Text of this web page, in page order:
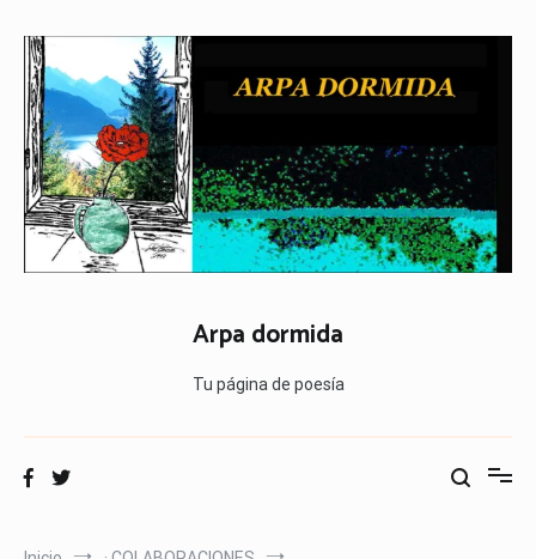
contenido
Arpa dormida
Tu página de poesía